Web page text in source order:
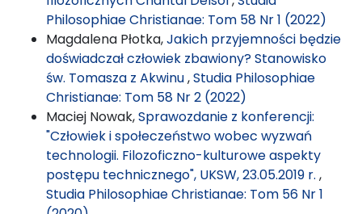
Philosophiae Christianae: Tom 58 Nr 1 (2022)
Magdalena Płotka,Jakich przyjemności będzie
doświadczał człowiek zbawiony? Stanowisko
św. Tomasza z Akwinu,Studia Philosophiae
Christianae: Tom 58 Nr 2 (2022)
Maciej Nowak,Sprawozdanie z konferencji:
"Człowiek i społeczeństwo wobec wyzwań
technologii. Filozoficzno-kulturowe aspekty
postępu technicznego", UKSW, 23.05.2019 r. ,
Studia Philosophiae Christianae: Tom 56 Nr 1